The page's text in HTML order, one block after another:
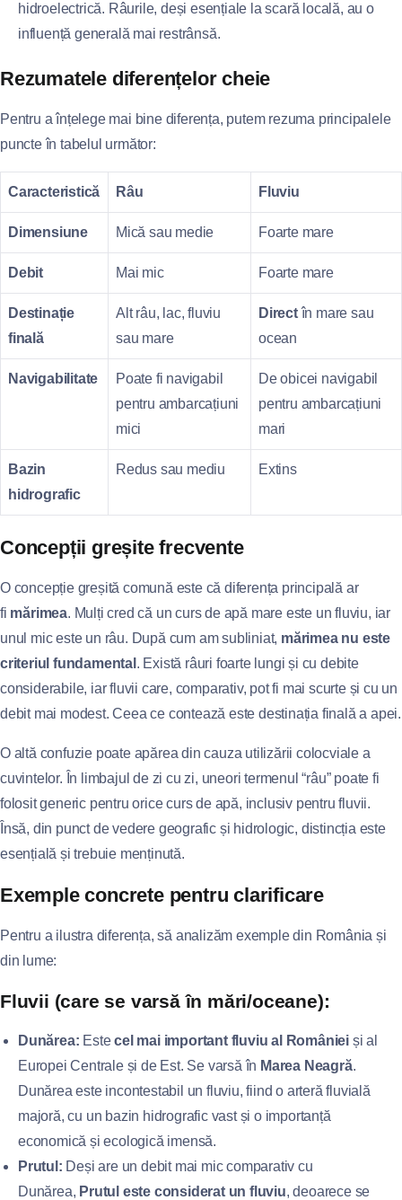
hidroelectrică. Râurile, deși esențiale la scară locală, au o
influență generală mai restrânsă.
Rezumatele diferențelor cheie
Pentru a înțelege mai bine diferența, putem rezuma principalele
puncte în tabelul următor:
Caracteristică Râu Fluviu
Dimensiune Mică sau medie Foarte mare
Debit Mai mic Foarte mare
Destinație
finală
Alt râu, lac, fluviu
sau mare
Directîn mare sau
ocean
Navigabilitate
Poate fi navigabil
pentru ambarcațiuni
mici
De obicei navigabil
pentru ambarcațiuni
mari
Bazin
hidrografic
Redus sau mediu Extins
Concepții greșite frecvente
O concepție greșită comună este că diferența principală ar
fi mărimea. Mulți cred că un curs de apă mare este un fluviu, iar
unul mic este un râu. După cum am subliniat, mărimea nu este
criteriul fundamental . Există râuri foarte lungi și cu debite
considerabile, iar fluvii care, comparativ, pot fi mai scurte și cu un
debit mai modest. Ceea ce contează este destinația finală a apei.
O altă confuzie poate apărea din cauza utilizării colocviale a
cuvintelor. În limbajul de zi cu zi, uneori termenul “râu” poate fi
folosit generic pentru orice curs de apă, inclusiv pentru fluvii.
Însă, din punct de vedere geografic și hidrologic, distincția este
esențială și trebuie menținută.
Exemple concrete pentru clarificare
Pentru a ilustra diferența, să analizăm exemple din România și
din lume:
Fluvii (care se varsă în mări/oceane):
Dunărea: Estecel mai important fluviu al României și al
Europei Centrale și de Est. Se varsă în Marea Neagră.
Dunărea este incontestabil un fluviu, fiind o arteră fluvială
majoră, cu un bazin hidrografic vast și o importanță
economică și ecologică imensă.
Prutul: Deși are un debit mai mic comparativ cu
Dunărea, Prutul este considerat un fluviu, deoarece se